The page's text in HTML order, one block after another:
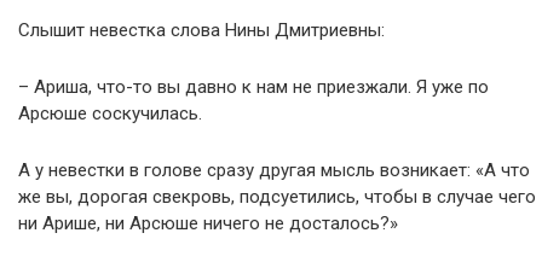
Слышит невестка слова Нины Дмитриевны:
– Ариша, что-то вы давно к нам не приезжали. Я уже по
Арсюше соскучилась.
А у невестки в голове сразу другая мысль возникает: «А что
же вы, дорогая свекровь, подсуетились, чтобы в случае чего
ни Арише, ни Арсюше ничего не досталось?»